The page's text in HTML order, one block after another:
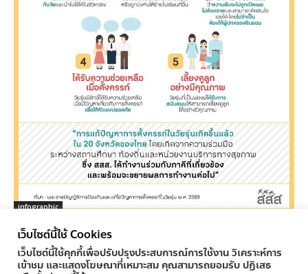
infographic
เยาวชนได้อะไรจาก พ.ร.บ.การตั้งครรภ์ในวัยรุ่น
ครูทูเดย์ ข่าวการศึกษา - 04/11/2016
เว็บไซต์นี้ใช้ Cookies
เว็บไซต์นี้ใช้คุกกี้เพื่อปรับปรุงประสบการณ์การใช้งาน วิเคราะห์การ
เข้าชม และแสดงโฆษณาที่เหมาะสม คุณสามารถยอมรับ ปฏิเสธ